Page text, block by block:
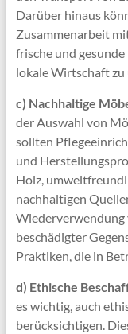
Darüber hinaus
Zusammenarbeit
frische und
lokale Wirtschaft
c) Nachhaltige
der Auswahl von
sollten
und
Holz,
nachhaltigen
beschädigter
Praktiken, die in
d) Ethische
es wichtig, auch
berücksichtigen.